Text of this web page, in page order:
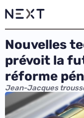
Nouvelles
prévoit la
réforme
Jean-Jacques